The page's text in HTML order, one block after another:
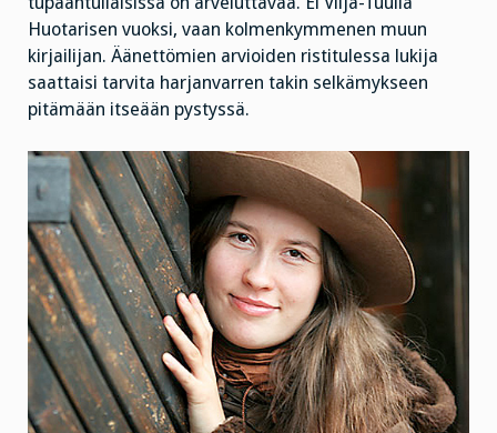
Huotarisen vuoksi, vaan kolmenkymmenen muun
kirjailijan. Äänettömien arvioiden ristitulessa lukija
saattaisi tarvita harjanvarren takin selkämykseen
pitämään itseään pystyssä.